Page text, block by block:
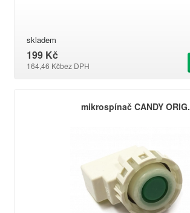
skladem
199 Kč
164,46 Kčbez DPH
mikrospínač CANDY ORIG.